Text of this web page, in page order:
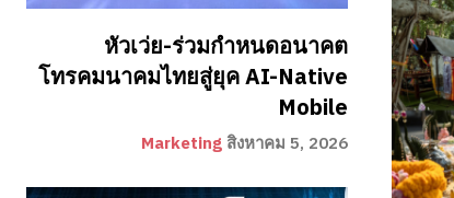
หัวเว่ย-ร่วมกำหนดอนาคต
โทรคมนาคมไทยสู่ยุค AI-Native
Mobile
Marketing สิงหาคม 5, 2026